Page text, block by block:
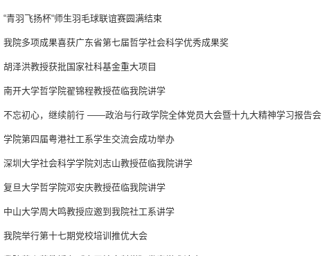
“青羽飞扬杯“师生羽毛球联谊赛圆满结束
我院多项成果喜获广东省第七届哲学社会科学优秀成果奖
胡泽洪教授获批国家社科基金重大项目
南开大学哲学院翟锦程教授莅临我院讲学
不忘初心，继续前行 ——政治与行政学院全体党员大会暨十九大精神学习报告会
学院第四届粤港社工系学生交流会成功举办
深圳大学社会科学学院刘志山教授莅临我院讲学
复旦大学哲学院邓安庆教授莅临我院讲学
中山大学周大鸣教授应邀到我院社工系讲学
我院举行第十七期党校培训推优大会